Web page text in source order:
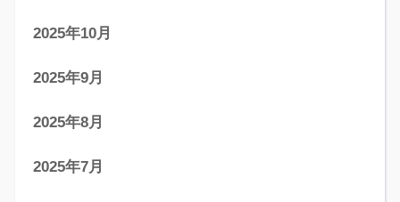
2025年10月
2025年9月
2025年8月
2025年7月